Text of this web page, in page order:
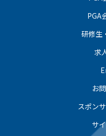
PGA
研修生
求
お
スポン
サ